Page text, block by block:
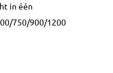
in één
750/900/1200